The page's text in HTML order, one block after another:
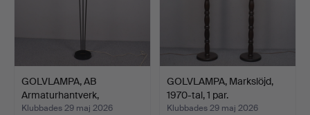
GOLVLAMPA, AB
Armaturhantverk,
Göteborg, 1…
Klubbades 29 maj 2026
GOLVLAMPA, Markslöjd,
1970-tal, 1 par.
Klubbades 29 maj 2026